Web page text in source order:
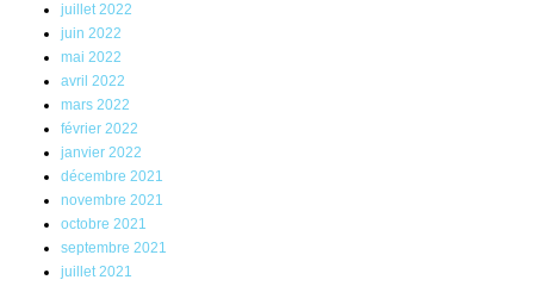
juillet 2022
juin 2022
mai 2022
avril 2022
mars 2022
février 2022
janvier 2022
décembre 2021
novembre 2021
octobre 2021
septembre 2021
juillet 2021